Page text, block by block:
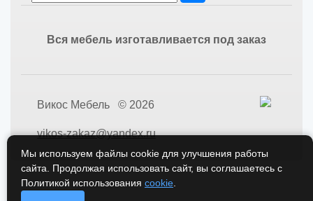
Вся мебель изготавливается под заказ
Викос Мебель © 2026
vikos-zakaz@yandex.ru
Мы используем файлы cookie для улучшения работы
сайта. Продолжая использовать сайт, вы соглашаетесь с
Политикой использования cookie